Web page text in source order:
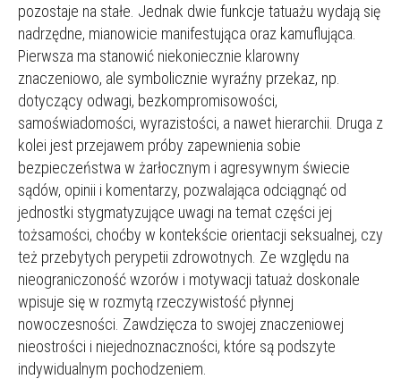
pozostaje na stałe. Jednak dwie funkcje tatuażu wydają się
nadrzędne, mianowicie manifestująca oraz kamuflująca.
Pierwsza ma stanowić niekoniecznie klarowny
znaczeniowo, ale symbolicznie wyraźny przekaz, np.
dotyczący odwagi, bezkompromisowości,
samoświadomości, wyrazistości, a nawet hierarchii. Druga z
kolei jest przejawem próby zapewnienia sobie
bezpieczeństwa w żarłocznym i agresywnym świecie
sądów, opinii i komentarzy, pozwalająca odciągnąć od
jednostki stygmatyzujące uwagi na temat części jej
tożsamości, choćby w kontekście orientacji seksualnej, czy
też przebytych perypetii zdrowotnych. Ze względu na
nieograniczoność wzorów i motywacji tatuaż doskonale
wpisuje się w rozmytą rzeczywistość płynnej
nowoczesności. Zawdzięcza to swojej znaczeniowej
nieostrości i niejednoznaczności, które są podszyte
indywidualnym pochodzeniem.